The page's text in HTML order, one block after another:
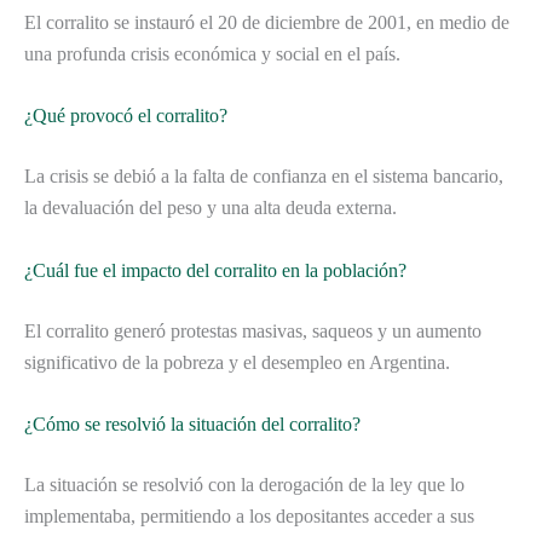
El corralito se instauró el 20 de diciembre de 2001, en medio de
una profunda crisis económica y social en el país.
¿Qué provocó el corralito?
La crisis se debió a la falta de confianza en el sistema bancario,
la devaluación del peso y una alta deuda externa.
¿Cuál fue el impacto del corralito en la población?
El corralito generó protestas masivas, saqueos y un aumento
significativo de la pobreza y el desempleo en Argentina.
¿Cómo se resolvió la situación del corralito?
La situación se resolvió con la derogación de la ley que lo
implementaba, permitiendo a los depositantes acceder a sus